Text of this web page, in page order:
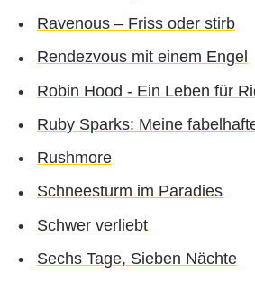
Ravenous – Friss oder stirb
Rendezvous mit einem Engel
Robin Hood - Ein Leben für
Ruby Sparks: Meine
Rushmore
Schneesturm im Paradies
Schwer verliebt
Sechs Tage, Sieben Nächte